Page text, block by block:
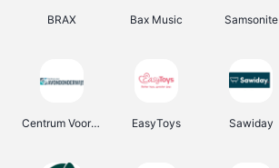
BRAX Bax Music Samsonite
Centrum Voor Avondonderwijs EasyToys Sawiday